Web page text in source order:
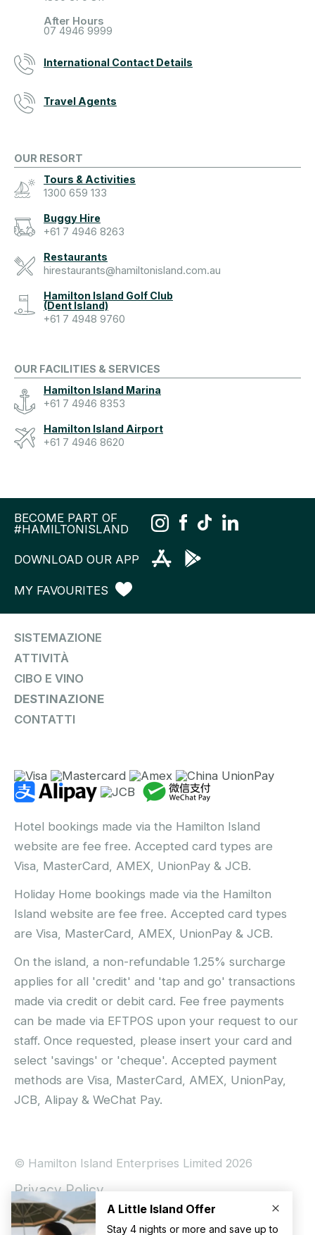
After Hours
07 4946 9999
International Contact Details
Travel Agents
OUR RESORT
Tours & Activities
1300 659 133
Buggy Hire
+61 7 4946 8263
Restaurants
hirestaurants@hamiltonisland.com.au
Hamilton Island Golf Club
(Dent Island)
+61 7 4948 9760
OUR FACILITIES & SERVICES
Hamilton Island Marina
+61 7 4946 8353
Hamilton Island Airport
+61 7 4946 8620
BECOME PART OF
#HAMILTONISLAND
DOWNLOAD OUR APP
MY FAVOURITES
SISTEMAZIONE
ATTIVITÀ
CIBO E VINO
DESTINAZIONE
CONTATTI
Hotel bookings made via the Hamilton Island
website are fee free. Accepted card types are
Visa, MasterCard, AMEX, UnionPay & JCB.
Holiday Home bookings made via the Hamilton
Island website are fee free. Accepted card types
are Visa, MasterCard, AMEX, UnionPay & JCB.
On the island, a non-refundable 1.25% surcharge
applies for all 'credit' and 'tap and go' transactions
made via credit or debit card. Fee free payments
can be made via EFTPOS upon your request to our
staff. Once requested, please insert your card and
select 'savings' or 'cheque'. Accepted payment
methods are Visa, MasterCard, AMEX, UnionPay,
JCB, Alipay & WeChat Pay.
© Hamilton Island Enterprises Limited 2026
Privacy Policy
Booking Conditions